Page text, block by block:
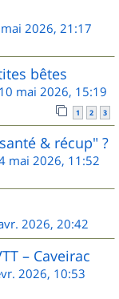
2026, 21:17
bêtes
10 mai 2026, 15:19
1 2 3
& récup" ?
mai 2026, 11:52
2026, 20:42
– Caveirac
2026, 10:53